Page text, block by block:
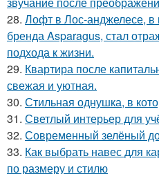
28. Лофт в Лос-анджелесе, в
бренда Asparagus, стал
подхода к жизни.
29. Квартира после
свежая и уютная.
30. Стильная однушка, в
31. Светлый интерьер для
32. Современный зелёный
33. Как выбрать навес для
по размеру и стилю